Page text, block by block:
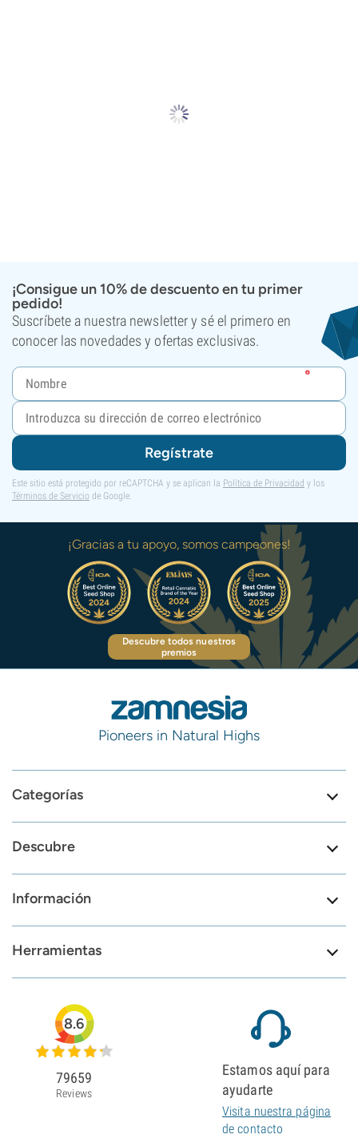
¡Consigue un 10% de descuento en tu primer
pedido!
Suscríbete a nuestra newsletter y sé el primero en
conocer las novedades y ofertas exclusivas.
Regístrate
Este sitio está protegido por reCAPTCHA y se aplican la Política de Privacidad y los
Términos de Servicio de Google.
¡Gracias a tu apoyo, somos campeones!
Descubre todos nuestros
premios
Pioneers in Natural Highs
Categorías
Descubre
Información
Herramientas
8.6
79659
Reviews
Estamos aquí para
ayudarte
Visita nuestra página
de contacto